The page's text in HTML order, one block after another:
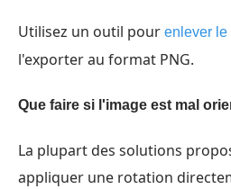
Utilisez un outil pour enlever le
l'exporter au format PNG.
Que faire si l'image est mal
La plupart des solutions
appliquer une rotation